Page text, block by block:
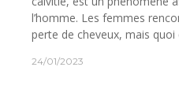
l’homme. Les femmes
perte de cheveux, mais quoi
24/01/2023